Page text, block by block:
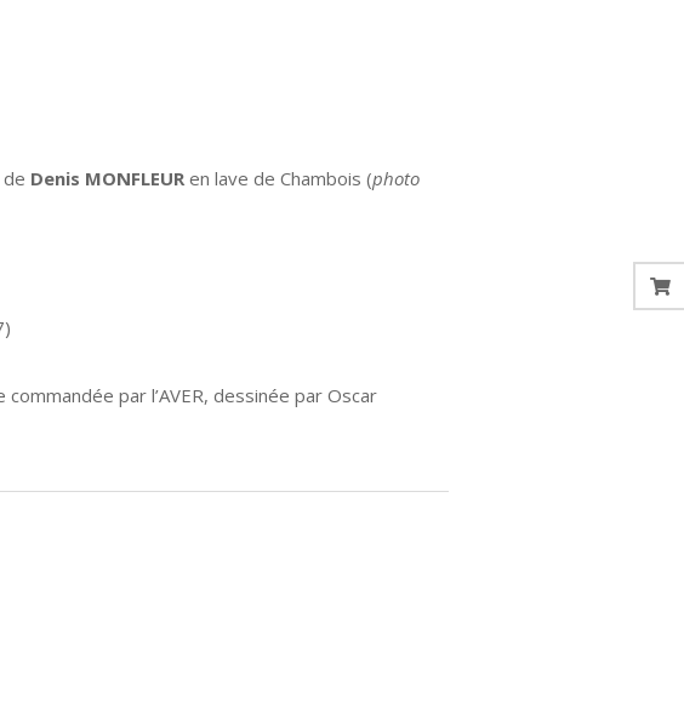
de Denis MONFLEUR en lave de Chambois (photo
commandée par l’AVER, dessinée par Oscar